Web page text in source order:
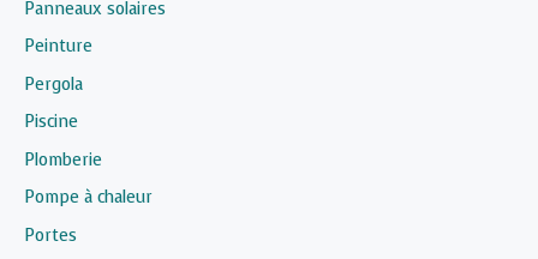
Panneaux solaires
Peinture
Pergola
Piscine
Plomberie
Pompe à chaleur
Portes